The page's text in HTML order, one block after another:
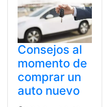
Consejos al
momento de
comprar un
auto nuevo